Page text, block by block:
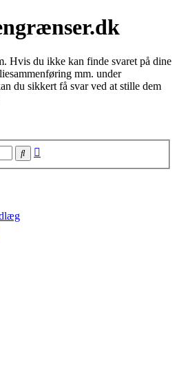
Hvis du ikke kan finde svaret på dine
mm. under
du sikkert få svar ved at stille dem
Søg